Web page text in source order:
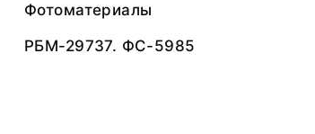
Фотоматериалы
РБМ-29737. ФС-5985